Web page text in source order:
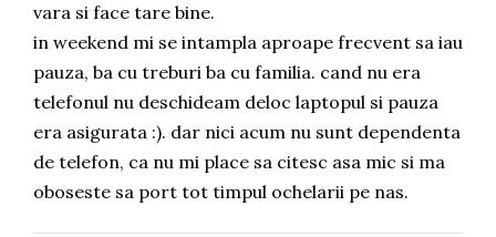
vara si face tare bine.
in weekend mi se intampla aproape frecvent sa iau
pauza, ba cu treburi ba cu familia. cand nu era
telefonul nu deschideam deloc laptopul si pauza
era asigurata :). dar nici acum nu sunt dependenta
de telefon, ca nu mi place sa citesc asa mic si ma
oboseste sa port tot timpul ochelarii pe nas.